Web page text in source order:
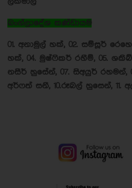
බංග්ලාදේශ කණ්ඩායම
01. අනාමුල් හක්, 02. සම්සූර්
හක්, 04. මුෂ්ෆිකර් රහීම්, 05.
නසීර් හුසේන්, 07. සිඅයුර් රහමන්,
අර්ෆත් සනී, 10.රූබල් හුසෙන්, 11.